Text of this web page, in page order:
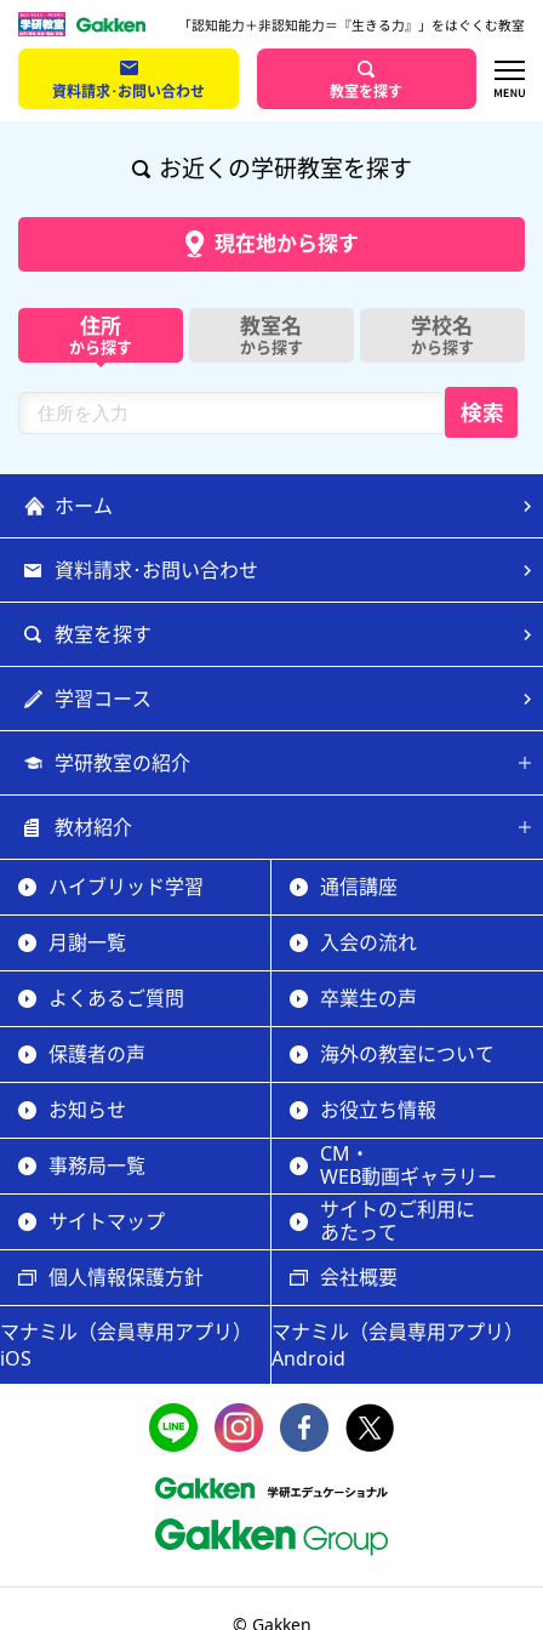
「認知能力＋非認知能力＝『生きる力』」をはぐくむ教室
資料請求･お問い合わせ 教室を探す
お近くの学研教室を探す
現在地から探す
住所
から探す
教室名
から探す
学校名
から探す
ホーム
資料請求･お問い合わせ
教室を探す
学習コース
学研教室の紹介
教材紹介
ハイブリッド学習 通信講座
月謝一覧 入会の流れ
よくあるご質問 卒業生の声
保護者の声 海外の教室について
お知らせ お役立ち情報
事務局一覧
CM・
WEB動画ギャラリー
サイトマップ
サイトのご利用に
あたって
個人情報保護方針
会社概要
マナミル（会員専用アプリ）
iOS
マナミル（会員専用アプリ）
Android
© Gakken